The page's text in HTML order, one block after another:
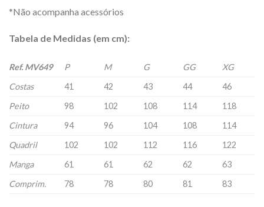
*Não acompanha acessórios
Tabela de Medidas (em cm):
Ref. MV649 P M G GG
XG
Costas
41 42 43 44
46
Peito
98 102 108 114
118
Cintura
94 96 104 108
114
Quadril
102 102 112 116
122
Manga
61 61 62 62
63
Comprim.
78 78 80 81 83